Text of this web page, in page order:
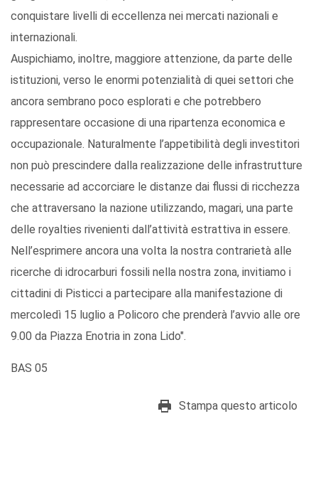
conquistare livelli di eccellenza nei mercati nazionali e
internazionali.
Auspichiamo, inoltre, maggiore attenzione, da parte delle
istituzioni, verso le enormi potenzialità di quei settori che
ancora sembrano poco esplorati e che potrebbero
rappresentare occasione di una ripartenza economica e
occupazionale. Naturalmente l’appetibilità degli investitori
non può prescindere dalla realizzazione delle infrastrutture
necessarie ad accorciare le distanze dai flussi di ricchezza
che attraversano la nazione utilizzando, magari, una parte
delle royalties rivenienti dall’attività estrattiva in essere.
Nell’esprimere ancora una volta la nostra contrarietà alle
ricerche di idrocarburi fossili nella nostra zona, invitiamo i
cittadini di Pisticci a partecipare alla manifestazione di
mercoledì 15 luglio a Policoro che prenderà l’avvio alle ore
9.00 da Piazza Enotria in zona Lido".
BAS 05
Stampa questo articolo